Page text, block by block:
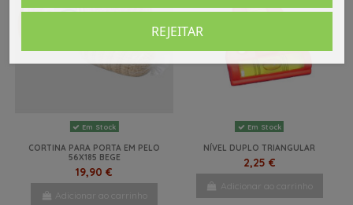
Em Stock
CORTINA PARA PORTA EM PELO
56X185 BEGE
19,90 €
Adicionar ao carrinho
Em Stock
NÍVEL DUPLO TRIANGULAR
2,25 €
Adicionar ao carrinho
REJEITAR